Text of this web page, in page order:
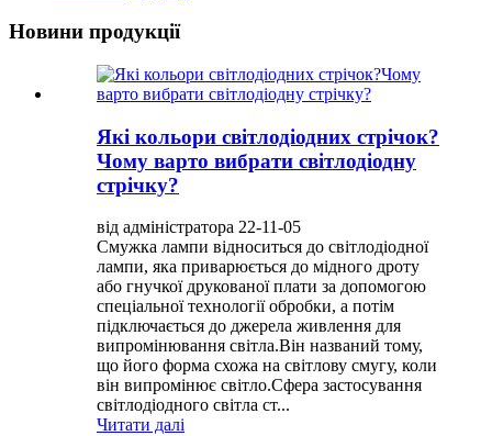
Новини продукції
Які кольори світлодіодних стрічок?
Чому варто вибрати світлодіодну
стрічку?
від адміністратора 22-11-05
Смужка лампи відноситься до світлодіодної
лампи, яка приварюється до мідного дроту
або гнучкої друкованої плати за допомогою
спеціальної технології обробки, а потім
підключається до джерела живлення для
випромінювання світла.Він названий тому,
що його форма схожа на світлову смугу, коли
він випромінює світло.Сфера застосування
світлодіодного світла ст...
Читати далі